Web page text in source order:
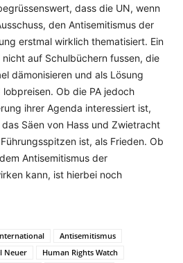
dass die UN, wenn
den Antisemitismus der
erstmal wirklich thematisiert. Ein
auf Schulbüchern fussen, die
dämonisieren und als Lösung
Ob die PA jedoch
ihrer Agenda interessiert ist,
Säen von Hass und Zwietracht
ist, als Frieden. Ob
Antisemitismus der
kann, ist hierbei noch
Antisemitismus
Neuer
Human Rights Watch